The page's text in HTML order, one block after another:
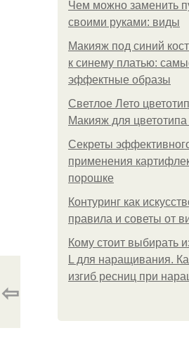
Чем можно заменить
своими руками: виды
Макияж под синий
к синему платью:
эффектные образы
Светлое Лето
Макияж для цветотипа
Секреты
применения
порошке
Контуринг как
правила и советы от
Кому стоит выбирать
L для наращивания.
изгиб ресниц при
⇦